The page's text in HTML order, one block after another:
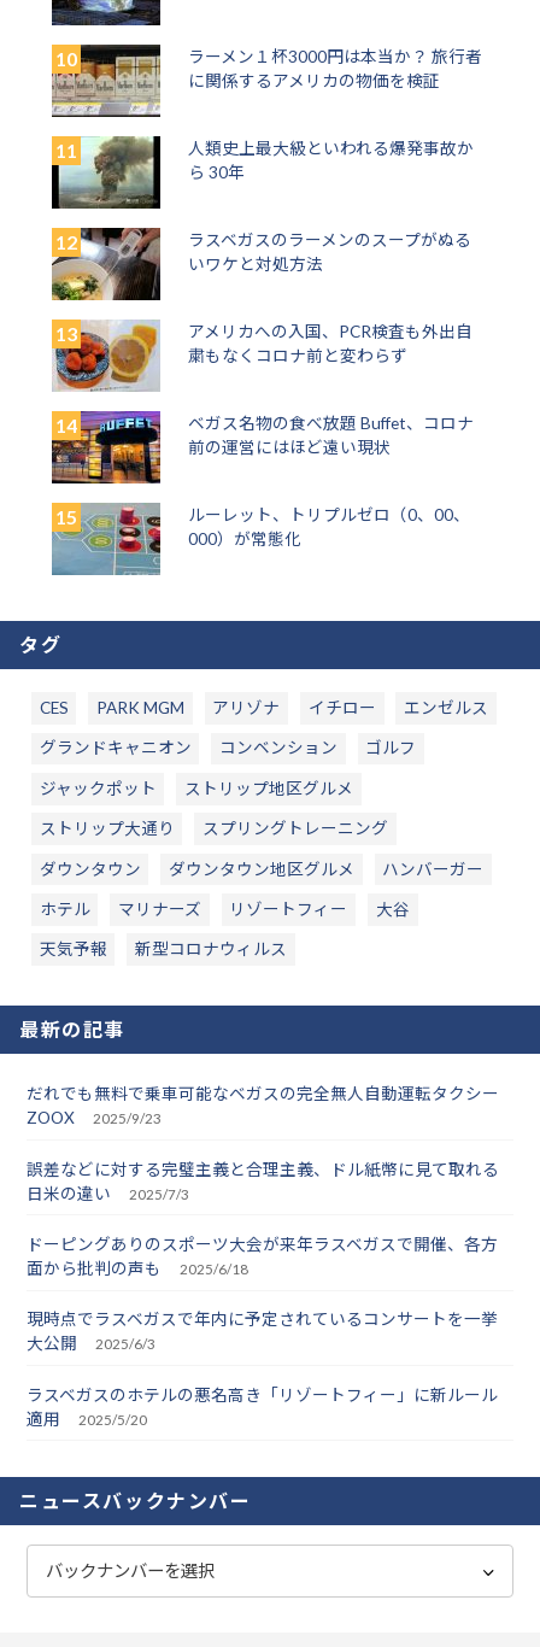
ラーメン１杯3000円は本当か？ 旅行者
に関係するアメリカの物価を検証
人類史上最大級といわれる爆発事故か
ら 30年
ラスベガスのラーメンのスープがぬる
いワケと対処方法
アメリカへの入国、PCR検査も外出自
粛もなくコロナ前と変わらず
ベガス名物の食べ放題 Buffet、コロナ
前の運営にはほど遠い現状
ルーレット、トリプルゼロ（0、00、
000）が常態化
タグ
CES PARK MGM アリゾナ イチロー エンゼルス
グランドキャニオン コンベンション ゴルフ
ジャックポット ストリップ地区グルメ
ストリップ大通り スプリングトレーニング
ダウンタウン ダウンタウン地区グルメ ハンバーガー
ホテル マリナーズ リゾートフィー 大谷
天気予報 新型コロナウィルス
最新の記事
だれでも無料で乗車可能なベガスの完全無人自動運転タクシー
ZOOX
2025/9/23
誤差などに対する完璧主義と合理主義、ドル紙幣に見て取れる
日米の違い
2025/7/3
ドーピングありのスポーツ大会が来年ラスベガスで開催、各方
面から批判の声も
2025/6/18
現時点でラスベガスで年内に予定されているコンサートを一挙
大公開
2025/6/3
ラスベガスのホテルの悪名高き「リゾートフィー」に新ルール
適用
2025/5/20
ニュースバックナンバー